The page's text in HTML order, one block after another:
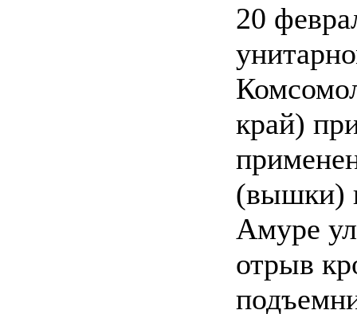
20
край)
(вышки)
Амуре
отрыв